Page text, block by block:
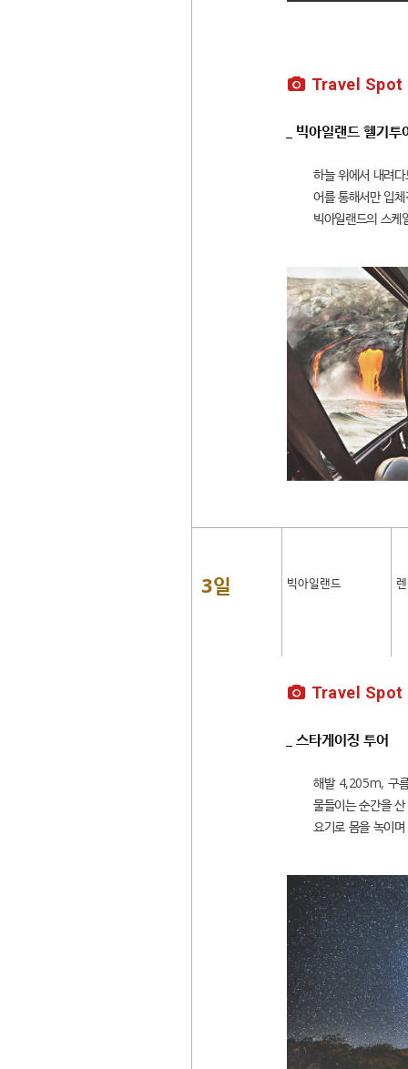
Travel Spot
_ 빅아일랜드 헬기투
하늘 위에서 내려
어를 통해서만 입
빅아일랜드의 스케
3일 빅아일랜드
Travel Spot
_ 스타게이징 투어
해발 4,205m, 구름
물들이는 순간을
요기로 몸을 녹이